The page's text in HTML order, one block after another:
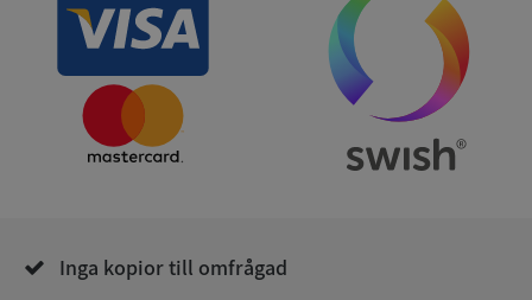
Inga kopior till omfrågad
användas ordentligt utan strikt nödvändiga cookies.
Leverantör
Domän
__RequestVerificationToken
Microsoft
de.syna.se